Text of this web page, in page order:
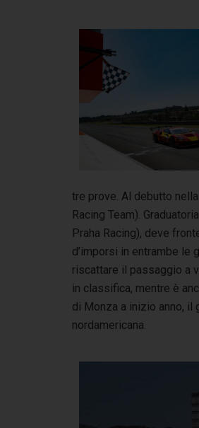
tre prove. Al debutto
Racing Team).
Praha Racing), deve
d’imporsi in entrambe le
riscattare il passaggio a
in classifica, mentre è
di Monza a inizio anno, il
nordamericana.